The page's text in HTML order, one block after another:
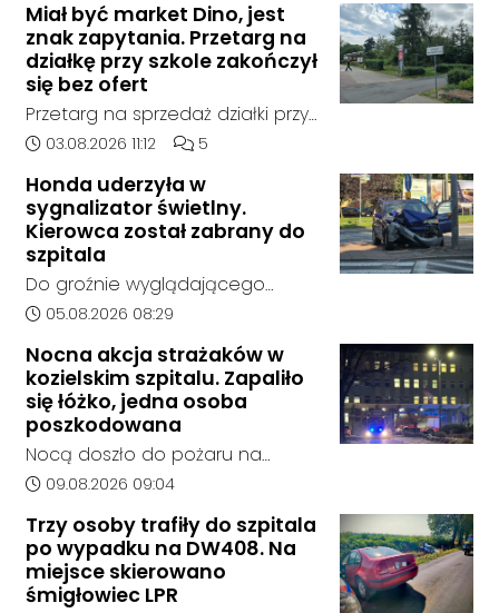
Miał być market Dino, jest
znak zapytania. Przetarg na
działkę przy szkole zakończył
się bez ofert
Przetarg na sprzedaż działki przy
Zespole Szkół Technicznych i
Kędzierzynie-Koźlu zakończył się
bez rozstrzygnięcia. Mimo
wcześniejszego zainteresowania
terenem ze strony sieci Dino, do
postępowania nie zgłosił się
żaden oferent.
Data dodania artykułu:
03.08.2026 11:12 Liczba komentarzy artykułu:
5
Honda uderzyła w
sygnalizator świetlny.
Kierowca został zabrany do
szpitala
Do groźnie wyglądającego
zdarzenia drogowego doszło w
godziny 6:30 kierujący
samochodem marki Honda
zjechał z drogi i uderzył w
sygnalizator świetlny.
Data dodania artykułu:
05.08.2026 08:29
Nocna akcja strażaków w
kozielskim szpitalu. Zapaliło
się łóżko, jedna osoba
poszkodowana
Nocą doszło do pożaru na
jednym z oddziałów szpitala w
łóżko, a ogień szybko został
opanowany przez strażaków.
Jedna osoba została
Data dodania artykułu:
09.08.2026 09:04
Trzy osoby trafiły do szpitala
po wypadku na DW408. Na
miejsce skierowano
śmigłowiec LPR